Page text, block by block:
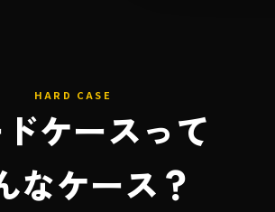
HARD CASE
ケースって
なケース？